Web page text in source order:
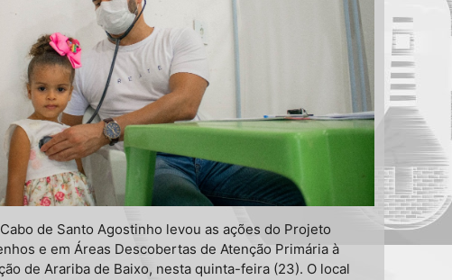
de Santo Agostinho levou as ações do Projeto
e em Áreas Descobertas de Atenção Primária à
de Arariba de Baixo, nesta quinta-feira (23). O local